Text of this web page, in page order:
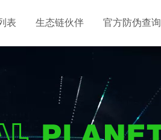
表 生态链伙伴 官方防伪查询